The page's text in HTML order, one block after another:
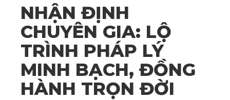
NHẬN ĐỊNH
CHUYÊN GIA: LỘ
TRÌNH PHÁP LÝ
MINH BẠCH, ĐỒNG
HÀNH TRỌN ĐỜI